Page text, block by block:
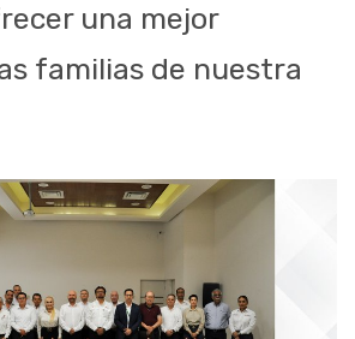
una mejor
familias de nuestra